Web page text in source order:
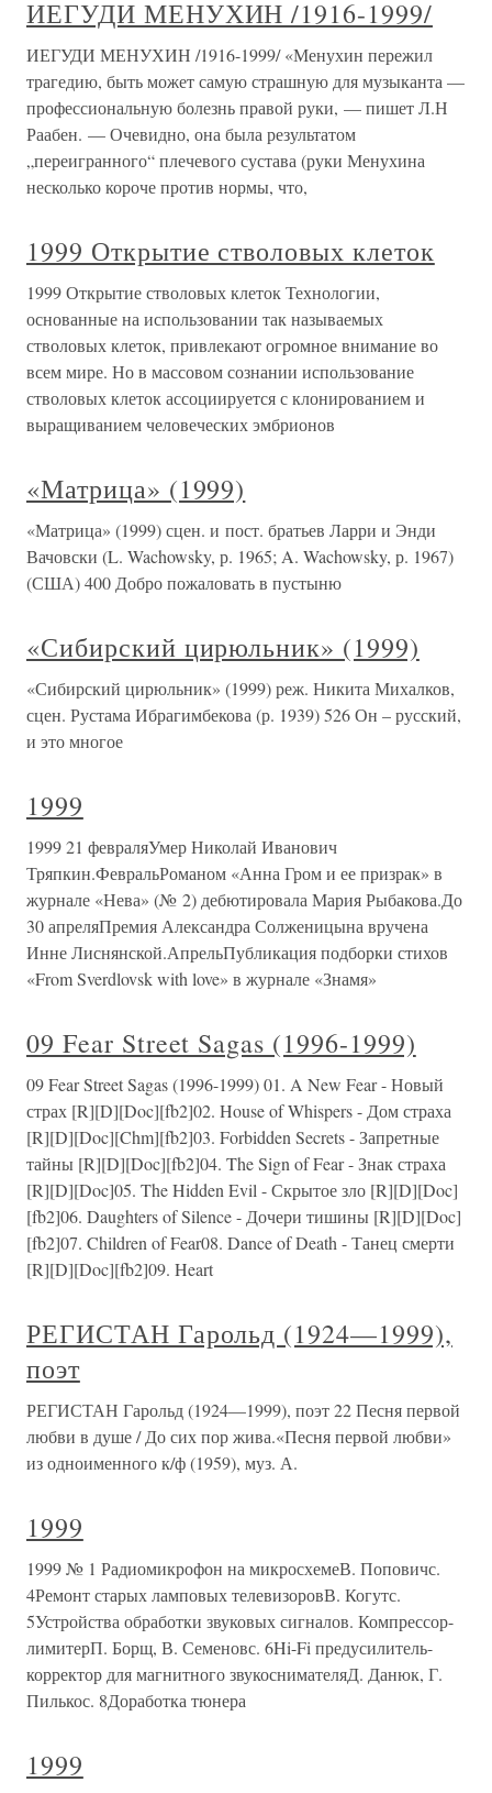
ИЕГУДИ МЕНУХИН /1916-1999/
ИЕГУДИ МЕНУХИН /1916-1999/ «Менухин пережил
трагедию, быть может самую страшную для музыканта —
профессиональную болезнь правой руки, — пишет Л.Н
Раабен. — Очевидно, она была результатом
„переигранного“ плечевого сустава (руки Менухина
несколько короче против нормы, что,
1999 Открытие стволовых клеток
1999 Открытие стволовых клеток Технологии,
основанные на использовании так называемых
стволовых клеток, привлекают огромное внимание во
всем мире. Но в массовом сознании использование
стволовых клеток ассоциируется с клонированием и
выращиванием человеческих эмбрионов
«Матрица» (1999)
«Матрица» (1999) сцен. и пост. братьев Ларри и Энди
Вачовски (L. Wachowsky, р. 1965; A. Wachowsky, р. 1967)
(США) 400 Добро пожаловать в пустыню
«Сибирский цирюльник» (1999)
«Сибирский цирюльник» (1999) реж. Никита Михалков,
сцен. Рустама Ибрагимбекова (р. 1939) 526 Он – русский,
и это многое
1999
1999 21 февраляУмер Николай Иванович
Тряпкин.ФевральРоманом «Анна Гром и ее призрак» в
журнале «Нева» (№ 2) дебютировала Мария Рыбакова.До
30 апреляПремия Александра Солженицына вручена
Инне Лиснянской.АпрельПубликация подборки стихов
«From Sverdlovsk with love» в журнале «Знамя»
09 Fear Street Sagas (1996-1999)
09 Fear Street Sagas (1996-1999) 01. A New Fear - Новый
страх [R][D][Doc][fb2]02. House of Whispers - Дом страха
[R][D][Doc][Chm][fb2]03. Forbidden Secrets - Запретные
тайны [R][D][Doc][fb2]04. The Sign of Fear - Знак страха
[R][D][Doc]05. The Hidden Evil - Скрытое зло [R][D][Doc]
[fb2]06. Daughters of Silence - Дочери тишины [R][D][Doc]
[fb2]07. Children of Fear08. Dance of Death - Танец смерти
[R][D][Doc][fb2]09. Heart
РЕГИСТАН Гарольд (1924—1999),
поэт
РЕГИСТАН Гарольд (1924—1999), поэт 22 Песня первой
любви в душе / До сих пор жива.«Песня первой любви»
из одноименного к/ф (1959), муз. А.
1999
1999 № 1 Радиомикрофон на микросхемеВ. Поповичс.
4Ремонт старых ламповых телевизоровВ. Когутс.
5Устройства обработки звуковых сигналов. Компрессор-
лимитерП. Борщ, В. Семеновс. 6Hi-Fi предусилитель-
корректор для магнитного звукоснимателяД. Данюк, Г.
Пилькос. 8Доработка тюнера
1999